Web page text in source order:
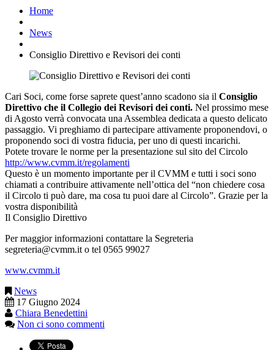
Home
News
Consiglio Direttivo e Revisori dei conti
Cari Soci, come forse saprete quest’anno scadono sia il Consiglio
Direttivo che il Collegio dei Revisori dei conti. Nel prossimo mese
di Agosto verrà convocata una Assemblea dedicata a questo delicato
passaggio. Vi preghiamo di partecipare attivamente proponendovi, o
proponendo soci di vostra fiducia, per uno di questi incarichi.
Potete trovare le norme per la presentazione sul sito del Circolo
http://www.cvmm.it/regolamenti
Questo è un momento importante per il CVMM e tutti i soci sono
chiamati a contribuire attivamente nell’ottica del “non chiedere cosa
il Circolo ti può dare, ma cosa tu puoi dare al Circolo”. Grazie per la
vostra disponibilità
Il Consiglio Direttivo
Per maggior informazioni contattare la Segreteria
segreteria@cvmm.it o tel 0565 99027
www.cvmm.it
News
17 Giugno 2024
Chiara Benedettini
Non ci sono commenti